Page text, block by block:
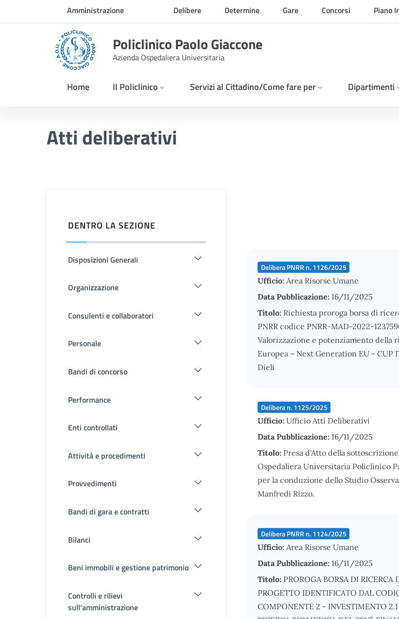
Skip to Main ContentAmministrazione
trasparente
Delibere Determine Gare Concorsi
Piano
Policlinico Paolo Giaccone
Azienda Ospedaliera Universitaria
Home Il Policlinico Servizi al Cittadino/Come fare per Dipartimenti
Atti deliberativi
DENTRO LA SEZIONE
Disposizioni Generali
Organizzazione
Consulenti e collaboratori
Personale
Bandi di concorso
Performance
Enti controllati
Attività e procedimenti
Provvedimenti
Bandi di gara e contratti
Bilanci
Beni immobili e gestione patrimonio
Controlli e rilievi
sull'amministrazione
Delibera PNRR n. 1126/2025
Ufficio: Area Risorse Umane
Data Pubblicazione: 16/11/2025
Titolo: Richiesta proroga borsa di
PNRR codice PNRR-MAD-2022-
Valorizzazione e potenziamento della
Europea – Next Generation EU - CUP
Dieli
Delibera n. 1125/2025
Ufficio: Ufficio Atti Deliberativi
Data Pubblicazione: 16/11/2025
Titolo: Presa d'Atto della
Ospedaliera Universitaria Policlinico
per la conduzione dello Studio
Manfredi Rizzo.
Delibera PNRR n. 1124/2025
Ufficio: Area Risorse Umane
Data Pubblicazione: 16/11/2025
Titolo: PROROGA BORSA DI RICERCA
PROGETTO IDENTIFICATO DAL
COMPONENTE 2 - INVESTIMENTO